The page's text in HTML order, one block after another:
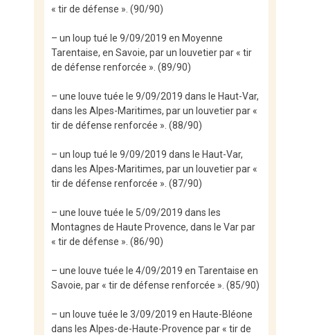
« tir de défense ». (90/90)
– un loup tué le 9/09/2019 en Moyenne
Tarentaise, en Savoie, par un louvetier par « tir
de défense renforcée ». (89/90)
– une louve tuée le 9/09/2019 dans le Haut-Var,
dans les Alpes-Maritimes, par un louvetier par «
tir de défense renforcée ». (88/90)
– un loup tué le 9/09/2019 dans le Haut-Var,
dans les Alpes-Maritimes, par un louvetier par «
tir de défense renforcée ». (87/90)
– une louve tuée le 5/09/2019 dans les
Montagnes de Haute Provence, dans le Var par
« tir de défense ». (86/90)
– une louve tuée le 4/09/2019 en Tarentaise en
Savoie, par « tir de défense renforcée ». (85/90)
– un louve tuée le 3/09/2019 en Haute-Bléone
dans les Alpes-de-Haute-Provence par « tir de